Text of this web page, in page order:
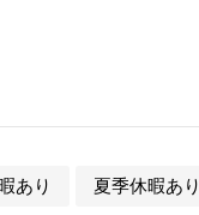
あり 夏季休暇あり